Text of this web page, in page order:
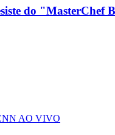
do "MasterChef
AO VIVO